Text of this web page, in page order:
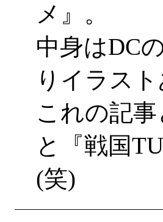
メ』。
中身はDC
りイラス
これの記
と『戦国
(笑)